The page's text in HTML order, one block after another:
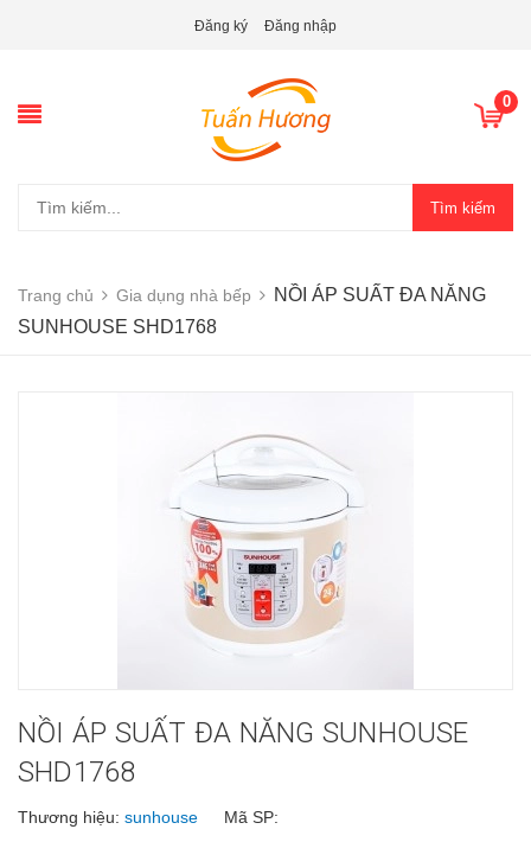
Đăng ký Đăng nhập
0
Tìm kiếm
Trang chủ Gia dụng nhà bếp
NỒI ÁP SUẤT ĐA NĂNG
SUNHOUSE SHD1768
NỒI ÁP SUẤT ĐA NĂNG SUNHOUSE
SHD1768
Thương hiệu: sunhouse Mã SP: